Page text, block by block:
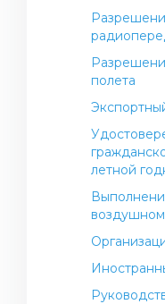
Контакты
Контакты
пассажиров
Перевозка
Информация
Правила ЛЭ
полета
летной